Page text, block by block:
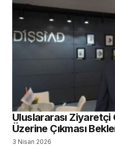
Uluslararası Ziyaretçi
Üzerine Çıkması
3 Nisan 2026